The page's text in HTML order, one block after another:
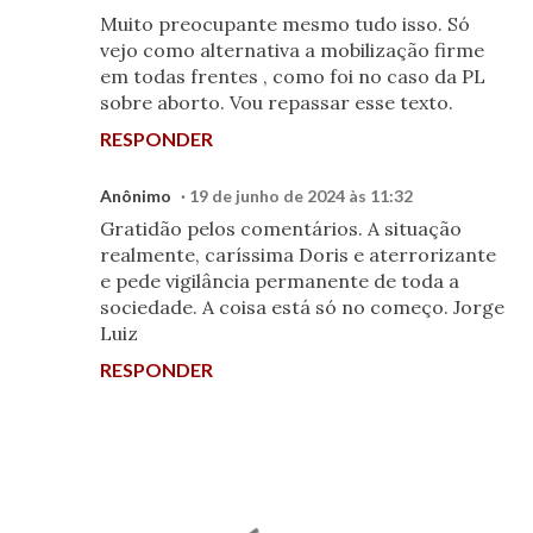
Muito preocupante mesmo tudo isso. Só
vejo como alternativa a mobilização firme
em todas frentes , como foi no caso da PL
sobre aborto. Vou repassar esse texto.
RESPONDER
Anônimo 19 de junho de 2024 às 11:32
Gratidão pelos comentários. A situação
realmente, caríssima Doris e aterrorizante
e pede vigilância permanente de toda a
sociedade. A coisa está só no começo. Jorge
Luiz
RESPONDER